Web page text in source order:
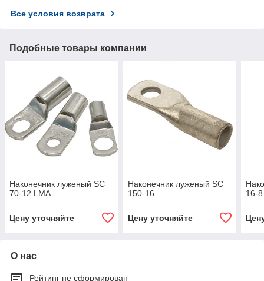
Все условия возврата
Подобные товары компании
Наконечник луженый SC
70-12 LMA
Цену уточняйте
Наконечник луженый SC
150-16
Цену уточняйте
16-8
О нас
Рейтинг не сформирован